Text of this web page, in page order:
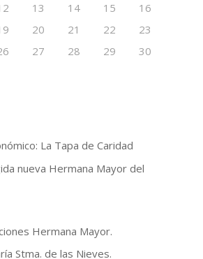
13 14 15
16
20 21 22
23
27 28 29
30
La Tapa de Caridad
nueva Hermana Mayor del
Hermana Mayor.
Stma. de las Nieves.